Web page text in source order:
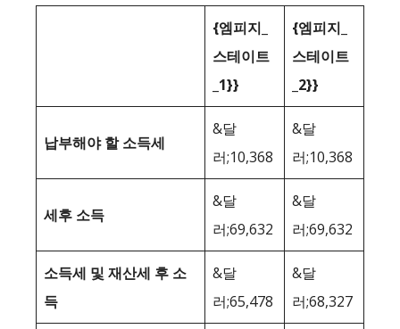
{엠피지_
스테이트
_1}}
{엠피지_
스테이트
_2}}
납부해야 할 소득세
&달
러;10,368
&달
러;10,368
세후 소득
&달
러;69,632
&달
러;69,632
소득세 및 재산세 후 소
득
&달
러;65,478
&달
러;68,327